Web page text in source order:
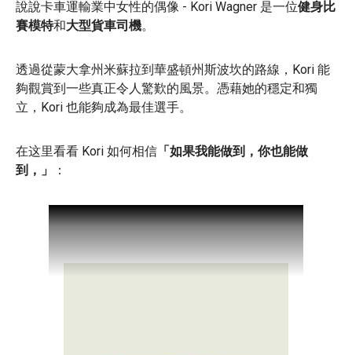
說說卡車運輸業中女性的偶像 - Kori Wagner 是一位健身比
賽模特和大型貨車司機。
透過從蒙大拿州米蘇拉到華盛頓州斯波坎的路線，Kori 能
夠觀賞到一些真正令人驚歎的風景。憑藉她的穩定和獨
立，Kori 也能夠成為最佳選手。
在这里看看 Kori 如何相信 「如果我能做到，你也能做
到，」
：